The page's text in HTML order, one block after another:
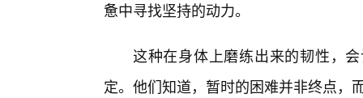
惫中寻找坚持的动力。
这种在身体上磨练出来的韧性，
定。他们知道，暂时的困难并非终点，